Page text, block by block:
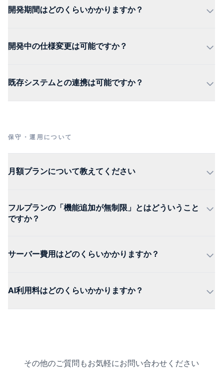
開発期間はどのくらいかかりますか？
開発中の仕様変更は可能ですか？
既存システムとの連携は可能ですか？
保守・運用について
月額プランについて教えてください
フルプランの「機能追加が無制限」とはどういうこと
ですか？
サーバー費用はどのくらいかかりますか？
AI利用料はどのくらいかかりますか？
その他のご質問もお気軽にお問い合わせください